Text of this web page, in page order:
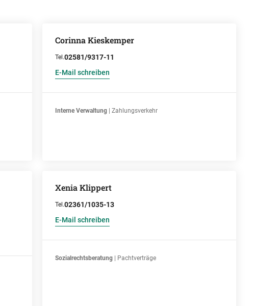
Corinna Kieskemper
Tel.02581/9317-11
E-Mail schreiben
Interne Verwaltung | Zahlungsverkehr
Xenia Klippert
Tel.02361/1035-13
E-Mail schreiben
Sozialrechtsberatung | Pachtverträge